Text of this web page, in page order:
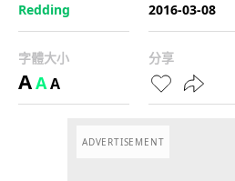
Redding
2016-03-08
字體大小
AAA
分享
ADVERTISEMENT